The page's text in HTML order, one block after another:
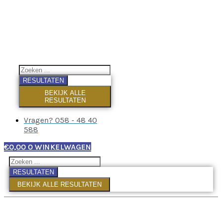
RESULTATEN
BEKIJK ALLE
RESULTATEN
Vragen? 058 - 48 40
588
€0,00 0 WINKELWAGEN
RESULTATEN
BEKIJK ALLE RESULTATEN